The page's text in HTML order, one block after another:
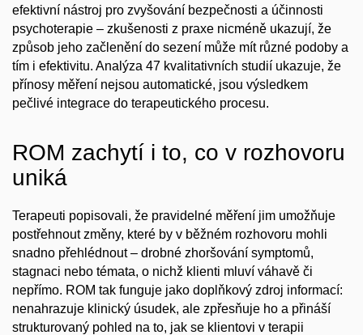
efektivní nástroj pro zvyšování bezpečnosti a účinnosti
psychoterapie – zkušenosti z praxe nicméně ukazují, že
způsob jeho začlenění do sezení může mít různé podoby a
tím i efektivitu. Analýza 47 kvalitativních studií ukazuje, že
přínosy měření nejsou automatické, jsou výsledkem
pečlivé integrace do terapeutického procesu.
ROM zachytí i to, co v rozhovoru
uniká
Terapeuti popisovali, že pravidelné měření jim umožňuje
postřehnout změny, které by v běžném rozhovoru mohli
snadno přehlédnout – drobné zhoršování symptomů,
stagnaci nebo témata, o nichž klienti mluví váhavě či
nepřímo. ROM tak funguje jako doplňkový zdroj informací:
nenahrazuje klinický úsudek, ale zpřesňuje ho a přináší
strukturovaný pohled na to, jak se klientovi v terapii